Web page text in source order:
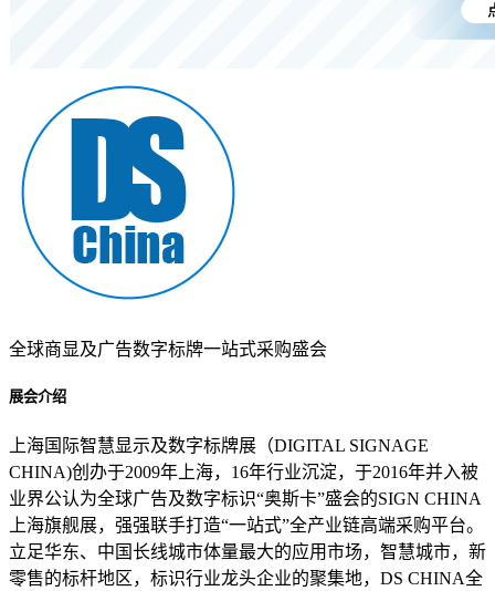
全球商显及广告数字标牌一站式采购盛会
展会介绍
上海国际智慧显示及数字标牌展（DIGITAL SIGNAGE
CHINA)创办于2009年上海，16年行业沉淀，于2016年并入被
业界公认为全球广告及数字标识“奥斯卡”盛会的SIGN CHINA
上海旗舰展，强强联手打造“一站式”全产业链高端采购平台。
立足华东、中国长线城市体量最大的应用市场，智慧城市，新
零售的标杆地区，标识行业龙头企业的聚集地，DS CHINA全